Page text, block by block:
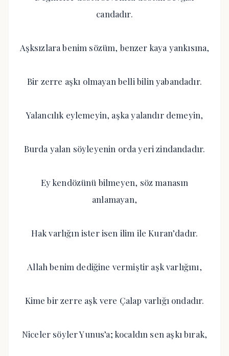
candadır.
Aşksızlara benim sözüm, benzer kaya yankısına,
Bir zerre aşkı olmayan belli bilin yabandadır.
Yalancılık eylemeyin, aşka yalandır demeyin,
Burda yalan söyleyenin orda yeri zindandadır.
Ey kendözünü bilmeyen, söz manasın
anlamayan,
Hak varlığın ister isen ilim ile Kuran’dadır.
Allah benim dediğine vermiştir aşk varlığını,
Kime bir zerre aşk vere Çalap varlığı ondadır.
Niceler söyler Yunus’a; kocaldın sen aşkı bırak,